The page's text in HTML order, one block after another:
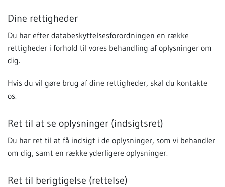
Dine rettigheder
Du har efter databeskyttelsesforordningen en række
rettigheder i forhold til vores behandling af oplysninger om
dig.
Hvis du vil gøre brug af dine rettigheder, skal du kontakte
os.
Ret til at se oplysninger (indsigtsret)
Du har ret til at få indsigt i de oplysninger, som vi behandler
om dig, samt en række yderligere oplysninger.
Ret til berigtigelse (rettelse)